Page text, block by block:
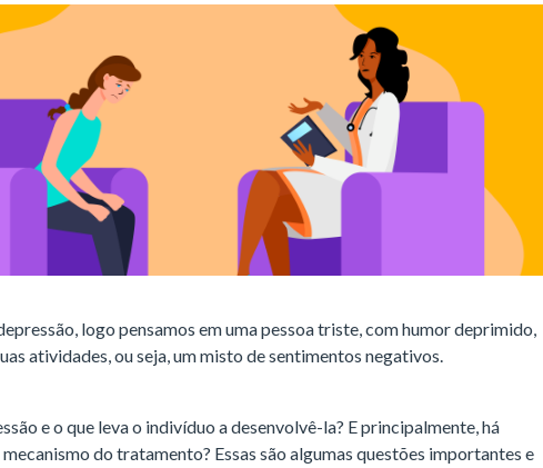
logo pensamos em uma pessoa triste, com humor deprimido,
atividades, ou seja, um misto de sentimentos negativos.
e o que leva o indivíduo a desenvolvê-la? E principalmente, há
do tratamento? Essas são algumas questões importantes e